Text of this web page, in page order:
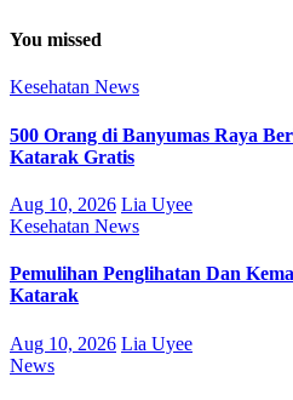
You missed
Kesehatan News
500 Orang di Banyumas Raya
Katarak Gratis
Aug 10, 2026 Lia Uyee
Kesehatan News
Pemulihan Penglihatan Dan
Katarak
Aug 10, 2026 Lia Uyee
News